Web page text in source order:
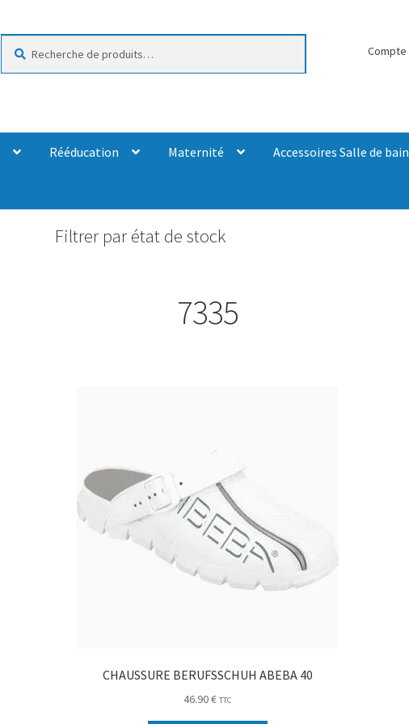
Compte
Rééducation Maternité Accessoires Salle de bain
Filtrer par état de stock
7335
CHAUSSURE BERUFSSCHUH ABEBA 40
46.90€ TTC